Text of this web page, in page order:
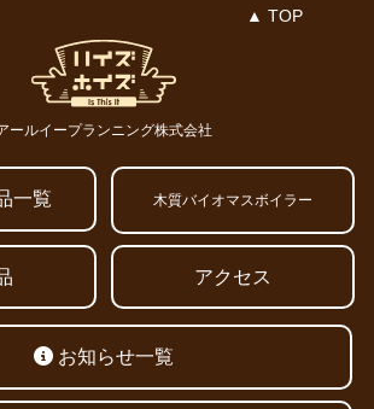
▲ TOP
ールイープランニング株式会社
一覧 木質バイオマスボイラー
アクセス
お知らせ一覧